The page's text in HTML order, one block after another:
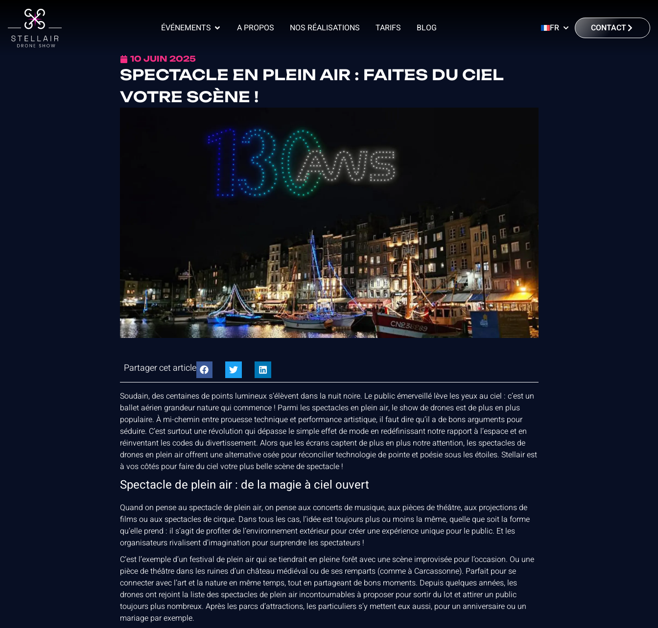
ÉVÉNEMENTS A PROPOS NOS RÉALISATIONS TARIFS BLOG FR CONTACT
10 JUIN 2025
SPECTACLE EN PLEIN AIR : FAITES DU CIEL
VOTRE SCÈNE !
Partager cet article
Soudain, des centaines de points lumineux s’élèvent dans la nuit noire. Le public émerveillé lève les yeux au ciel : c’est un
ballet aérien grandeur nature qui commence ! Parmi les spectacles en plein air, le show de drones est de plus en plus
populaire. À mi-chemin entre prouesse technique et performance artistique, il faut dire qu’il a de bons arguments pour
séduire. C’est surtout une révolution qui dépasse le simple effet de mode en redéfinissant notre rapport à l’espace et en
réinventant les codes du divertissement. Alors que les écrans captent de plus en plus notre attention, les spectacles de
drones en plein air offrent une alternative osée pour réconcilier technologie de pointe et poésie sous les étoiles. Stellair est
à vos côtés pour faire du ciel votre plus belle scène de spectacle !
Spectacle de plein air : de la magie à ciel ouvert
Quand on pense au spectacle de plein air, on pense aux concerts de musique, aux pièces de théâtre, aux projections de
films ou aux spectacles de cirque. Dans tous les cas, l’idée est toujours plus ou moins la même, quelle que soit la forme
qu’elle prend : il s’agit de profiter de l’environnement extérieur pour créer une expérience unique pour le public. Et les
organisateurs rivalisent d’imagination pour surprendre les spectateurs !
C’est l’exemple d’un festival de plein air qui se tiendrait en pleine forêt avec une scène improvisée pour l’occasion. Ou une
pièce de théâtre dans les ruines d’un château médiéval ou de ses remparts (comme à Carcassonne). Parfait pour se
connecter avec l’art et la nature en même temps, tout en partageant de bons moments. Depuis quelques années, les
drones ont rejoint la liste des spectacles de plein air incontournables à proposer pour sortir du lot et attirer un public
toujours plus nombreux. Après les parcs d’attractions, les particuliers s’y mettent eux aussi, pour un anniversaire ou un
mariage par exemple.